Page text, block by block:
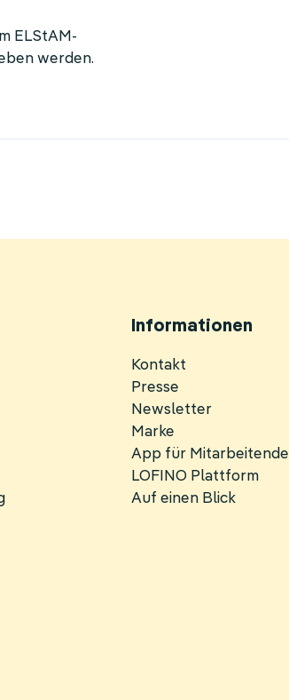
ELStAM-
werden.
Informationen
Navigation
überspringen
Kontakt
Presse
Newsletter
Marke
App für Mitarbeitende
LOFINO Plattform
Auf einen Blick